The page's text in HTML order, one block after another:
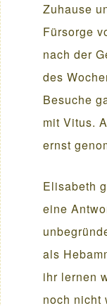
Zuhause
Fürsorge
nach der
des
Besuche
mit Vitus.
ernst
Elisabeth
eine
als
ihr lernen
noch nicht